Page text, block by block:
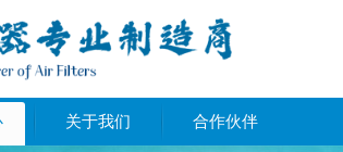
关于我们 合作伙伴